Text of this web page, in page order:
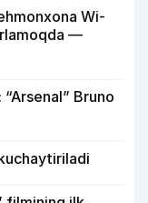
Wi-
—
Bruno